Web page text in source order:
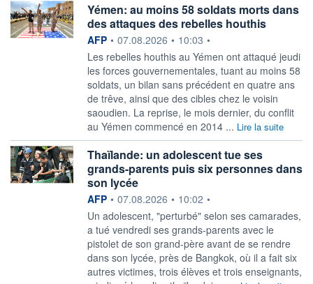
Yémen: au moins 58 soldats morts dans
des attaques des rebelles houthis
information fournie par
AFP • 07.08.2026 • 10:03 •
Les rebelles houthis au Yémen ont attaqué jeudi
les forces gouvernementales, tuant au moins 58
soldats, un bilan sans précédent en quatre ans
de trêve, ainsi que des cibles chez le voisin
saoudien. La reprise, le mois dernier, du conflit
au Yémen commencé en 2014 ... Lire la suite
Thaïlande: un adolescent tue ses
grands-parents puis six personnes dans
son lycée
information fournie par
AFP • 07.08.2026 • 10:02 •
Un adolescent, "perturbé" selon ses camarades,
a tué vendredi ses grands-parents avec le
pistolet de son grand-père avant de se rendre
dans son lycée, près de Bangkok, où il a fait six
autres victimes, trois élèves et trois enseignants,